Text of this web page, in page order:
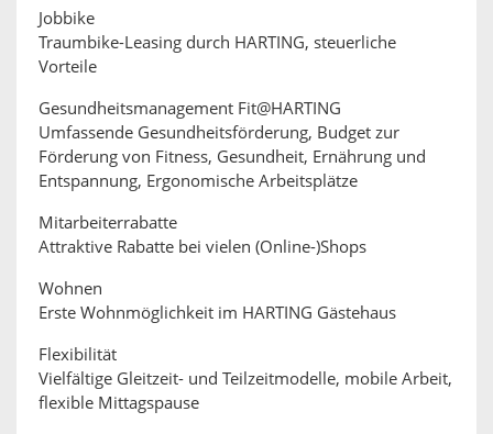
Jobbike
Traumbike-Leasing durch HARTING, steuerliche
Vorteile
Gesundheitsmanagement Fit@HARTING
Umfassende Gesundheitsförderung, Budget zur
Förderung von Fitness, Gesundheit, Ernährung und
Entspannung, Ergonomische Arbeitsplätze
Mitarbeiterrabatte
Attraktive Rabatte bei vielen (Online-)Shops
Wohnen
Erste Wohnmöglichkeit im HARTING Gästehaus
Flexibilität
Vielfältige Gleitzeit- und Teilzeitmodelle, mobile Arbeit,
flexible Mittagspause